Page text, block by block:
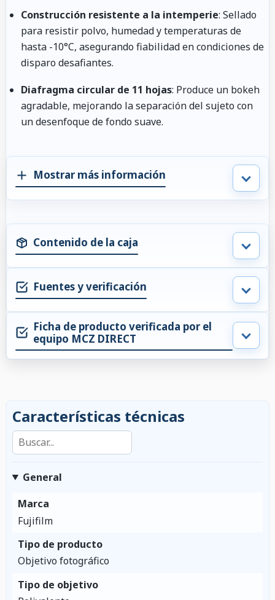
Construcción resistente a la intemperie: Sellado
para resistir polvo, humedad y temperaturas de
hasta -10°C, asegurando fiabilidad en condiciones de
disparo desafiantes.
Diafragma circular de 11 hojas: Produce un bokeh
agradable, mejorando la separación del sujeto con
un desenfoque de fondo suave.
Mostrar más información
Contenido de la caja
Fuentes y verificación
Ficha de producto verificada por el
equipo MCZ DIRECT
Características técnicas
Buscar en las características
General
Marca
Fujifilm
Tipo de producto
Objetivo fotográfico
Tipo de objetivo